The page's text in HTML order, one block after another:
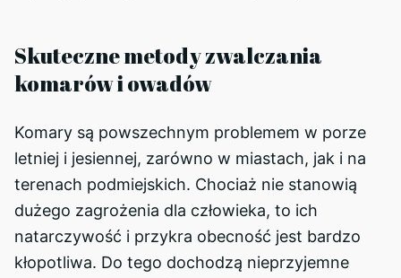
Skuteczne metody zwalczania
komarów i owadów
Komary są powszechnym problemem w porze
letniej i jesiennej, zarówno w miastach, jak i na
terenach podmiejskich. Chociaż nie stanowią
dużego zagrożenia dla człowieka, to ich
natarczywość i przykra obecność jest bardzo
kłopotliwa. Do tego dochodzą nieprzyjemne